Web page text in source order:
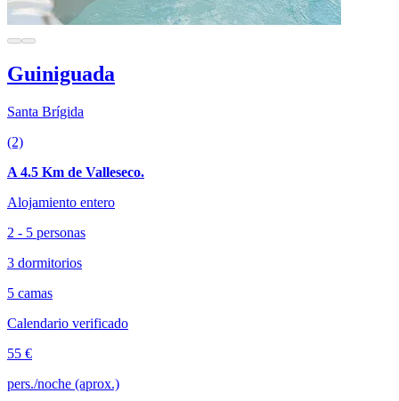
Guiniguada
Santa Brígida
(2)
A 4.5 Km de Valleseco.
Alojamiento entero
2 - 5 personas
3 dormitorios
5 camas
Calendario verificado
55 €
pers./noche (aprox.)